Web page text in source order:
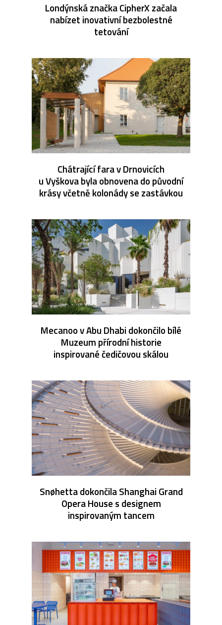
Londýnská značka CipherX začala
nabízet inovativní bezbolestné
tetování
Chátrající fara v Drnovicích
u Vyškova byla obnovena do původní
krásy včetně kolonády se zastávkou
Mecanoo v Abu Dhabi dokončilo bílé
Muzeum přírodní historie
inspirované čedičovou skálou
Snøhetta dokončila Shanghai Grand
Opera House s designem
inspirovaným tancem